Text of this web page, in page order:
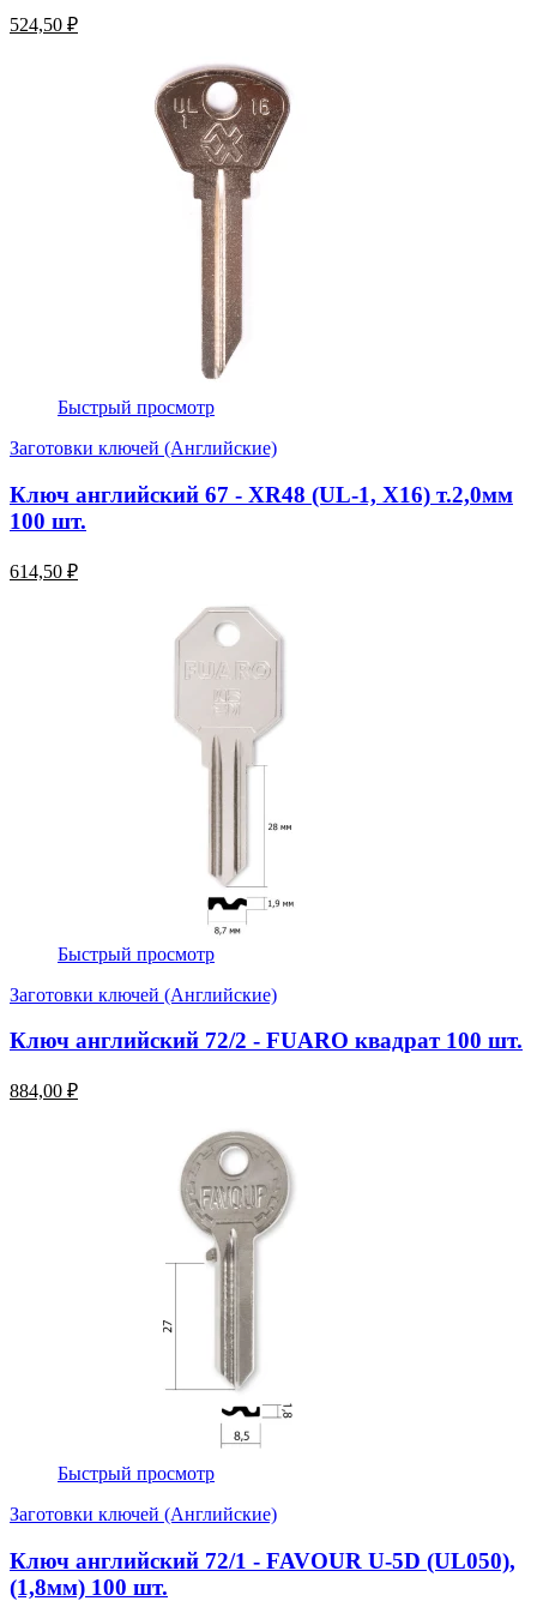
524,50 ₽
Быстрый просмотр
Заготовки ключей (Английские)
Ключ английский 67 - XR48 (UL-1, Х16) т.2,0мм
100 шт.
614,50 ₽
Быстрый просмотр
Заготовки ключей (Английские)
Ключ английский 72/2 - FUARO квадрат 100 шт.
884,00 ₽
Быстрый просмотр
Заготовки ключей (Английские)
Ключ английский 72/1 - FAVOUR U-5D (UL050),
(1,8мм) 100 шт.